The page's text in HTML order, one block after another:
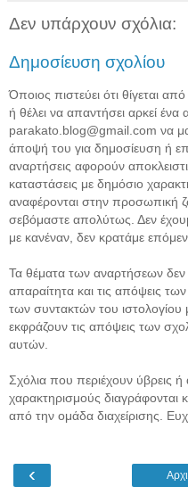
Δεν υπάρχουν σχόλια:
Δημοσίευση σχολίου
Όποιος πιστεύει ότι θίγεται
ή θέλει να απαντήσει αρκεί
parakato.blog@gmail.com να
άποψή του για δημοσίευση ή
αναρτήσεις αφορούν
καταστάσεις με δημόσιο
αναφέρονται στην προσωπική
σεβόμαστε απολύτως. Δεν
με κανέναν, δεν κρατάμε
Τα θέματα των αναρτήσεων δεν
απαραίτητα και τις απόψεις των
των συντακτών του ιστολογίου
εκφράζουν τις απόψεις των
αυτών.
Σχόλια που περιέχουν ύβρεις ή
χαρακτηρισμούς διαγράφονται
από την ομάδα διαχείρισης.
‹